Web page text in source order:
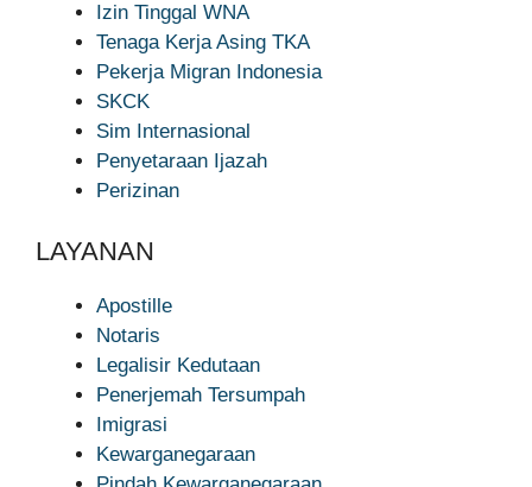
Izin Tinggal WNA
Tenaga Kerja Asing TKA
Pekerja Migran Indonesia
SKCK
Sim Internasional
Penyetaraan Ijazah
Perizinan
LAYANAN
Apostille
Notaris
Legalisir Kedutaan
Penerjemah Tersumpah
Imigrasi
Kewarganegaraan